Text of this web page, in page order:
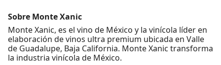
Sobre Monte Xanic
Monte Xanic, es el vino de México y la vinícola líder en
elaboración de vinos ultra premium ubicada en Valle
de Guadalupe, Baja California. Monte Xanic transforma
la industria vinícola de México.